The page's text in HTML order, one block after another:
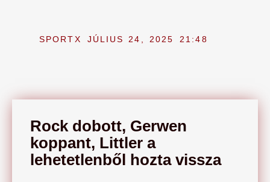
SPORTX JÚLIUS 24, 2025 21:48
Rock dobott, Gerwen
koppant, Littler a
lehetetlenből hozta vissza